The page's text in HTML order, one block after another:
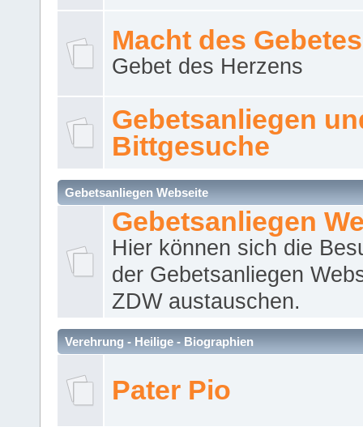
Macht des Gebetes
Gebet des Herzens
Gebetsanliegen
Bittgesuche
Gebetsanliegen Webseite
Gebetsanliegen
Hier können sich die
der Gebetsanliegen
ZDW austauschen.
Verehrung - Heilige - Biographien
Pater Pio